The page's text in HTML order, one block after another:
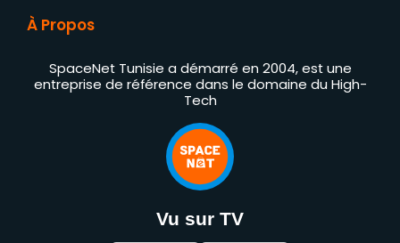
À Propos
SpaceNet Tunisie a démarré en 2004, est une
entreprise de référence dans le domaine du High-
Tech
Vu sur TV